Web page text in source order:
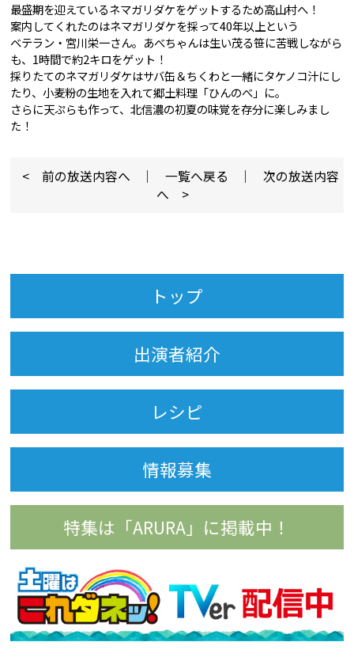
最盛期を迎えているネマガリダケをゲットするため高山村へ！
案内してくれたのはネマガリダケを採って40年以上という
ベテラン・宮川栄一さん。あべちゃんは生い茂る笹に苦戦しながら
も、1時間で約2キロをゲット！
採りたてのネマガリダケはサバ缶＆ちくわと一緒にタケノコ汁にし
たり、小麦粉の生地を入れて郷土料理「ひんのべ」に。
さらに天ぷらも作って、北信濃の初夏の味覚を存分に楽しみまし
た！
< 前の放送内容へ ｜ 一覧へ戻る ｜
次の放送内容
へ >
トップ
出演者紹介
レシピ
情報募集
特集は「ARURA」に掲載中！